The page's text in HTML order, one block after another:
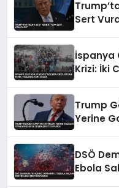
Sert
İspanya
Krizi: İki
Trump
Yerine
DSÖ
Ebola